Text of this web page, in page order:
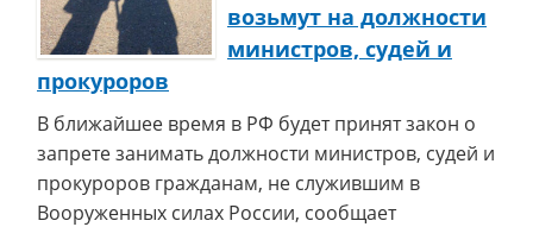
возьмут на должности
министров, судей и
прокуроров
В ближайшее время в РФ будет принят закон о
запрете занимать должности министров, судей и
прокуроров гражданам, не служившим в
Вооруженных силах России, сообщает